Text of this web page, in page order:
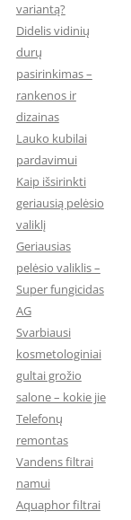
variantą?
Didelis vidinių
durų
pasirinkimas –
rankenos ir
dizainas
Lauko kubilai
pardavimui
Kaip išsirinkti
geriausią pelėsio
valiklį
Geriausias
pelėsio valiklis –
Super fungicidas
AG
Svarbiausi
kosmetologiniai
gultai grožio
salone – kokie jie
Telefonų
remontas
Vandens filtrai
namui
Aquaphor filtrai